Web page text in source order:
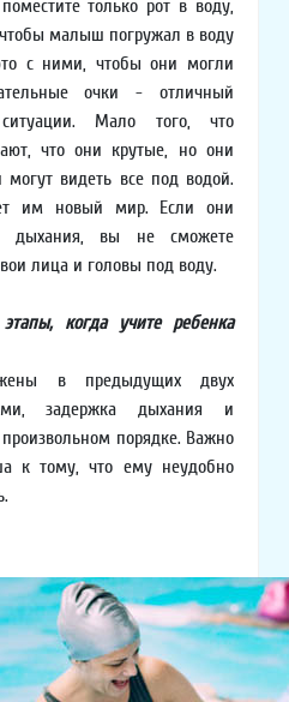
только рот в воду,
малыш погружал в воду
с ними, чтобы они могли
очки - отличный
Мало того, что
что они крутые, но они
видеть все под водой.
им новый мир. Если они
дыхания, вы не сможете
лица и головы под воду.
когда учите ребенка
в предыдущих двух
задержка дыхания и
порядке. Важно
к тому, что ему неудобно